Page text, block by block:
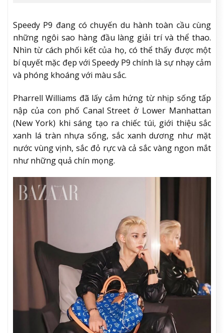
Speedy P9 đang có chuyến du hành toàn cầu cùng
những ngôi sao hàng đầu làng giải trí và thể thao.
Nhìn từ cách phối kết của họ, có thể thấy được một
bí quyết mặc đẹp với Speedy P9 chính là sự nhạy cảm
và phóng khoáng với màu sắc.
Pharrell Williams đã lấy cảm hứng từ nhịp sống tấp
nập của con phố Canal Street ở Lower Manhattan
(New York) khi sáng tạo ra chiếc túi, giới thiệu sắc
xanh lá tràn nhựa sống, sắc xanh dương như mặt
nước vùng vịnh, sắc đỏ rực và cả sắc vàng ngon mắt
như những quả chín mọng.